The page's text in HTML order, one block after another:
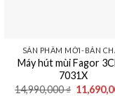
SẢN PHẨM MỚI-BÁN
Máy hút mùi Fagor
7031X
14,990,000₫ Giá